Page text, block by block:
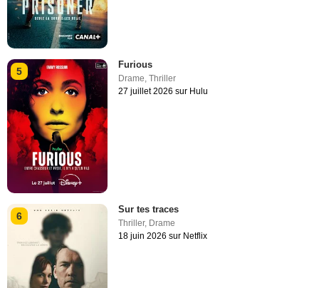
5
Furious
Drame ,Thriller
27 juillet 2026 sur Hulu
6
Sur tes traces
Thriller, Drame
18 juin 2026 sur Netflix